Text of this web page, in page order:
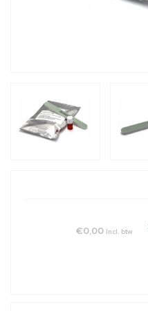
€0,00 Incl. btw